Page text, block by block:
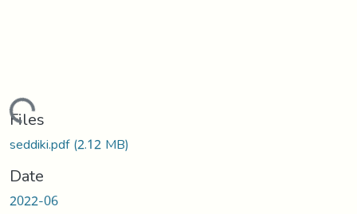
Loading...
Files
seddiki.pdf(2.12 MB)
Date
2022-06